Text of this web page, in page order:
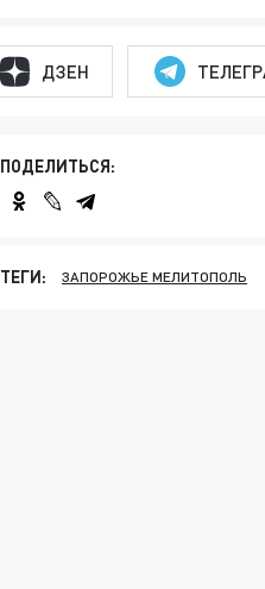
ДЗЕН
ПОДЕЛИТЬСЯ:
ТЕГИ: ЗАПОРОЖЬЕ МЕЛИТОПОЛЬ